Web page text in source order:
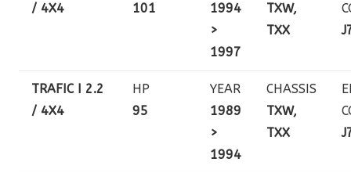
/ 4X4
101
1994
>
1997
TXW,
TXX
TRAFIC I 2.2
/ 4X4
HP
95
YEAR
1989
>
1994
CHASSIS
TXW,
TXX